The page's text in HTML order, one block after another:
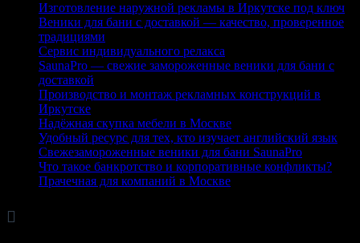
Изготовление наружной рекламы в Иркутске под ключ
Веники для бани с доставкой — качество, проверенное
традициями
Сервис индивидуального релакса
SaunaPro — свежие замороженные веники для бани с
доставкой
Производство и монтаж рекламных конструкций в
Иркутске
Надёжная скупка мебели в Москве
Удобный ресурс для тех, кто изучает английский язык
Свежезамороженные веники для бани SaunaPro
Что такое банкротство и корпоративные конфликты?
Прачечная для компаний в Москве
